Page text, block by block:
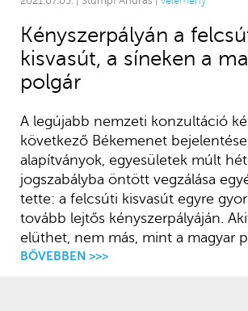
Kényszerpályán a
kisvasút, a síneken a
polgár
A legújabb nemzeti konzultáció
következő Békemenet
alapítványok, egyesületek múlt
jogszabályba öntött vegzálása
tette: a felcsúti kisvasút egyre
tovább lejtős kényszerpályáján.
elüthet, nem más, mint a magyar
BŐVEBBEN >>>